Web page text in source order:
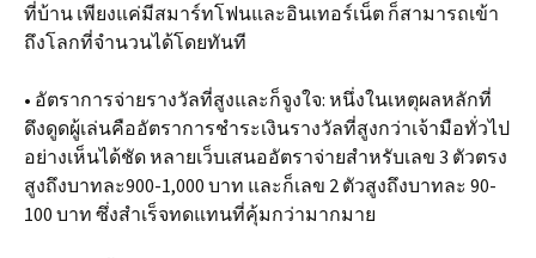
ที่บ้าน เพียงแค่มีสมาร์ทโฟนและอินเทอร์เน็ต ก็สามารถเข้า
ถึงโลกที่จำนวนได้โดยทันที
• อัตราการจ่ายรางวัลที่สูงและก็จูงใจ: หนึ่งในเหตุผลหลักที่
ดึงดูดผู้เล่นคืออัตราการชำระเงินรางวัลที่สูงกว่าเจ้ามือทั่วไป
อย่างเห็นได้ชัด หลายเว็บเสนออัตราจ่ายสำหรับเลข 3 ตัวตรง
สูงถึงบาทละ900-1,000 บาท และก็เลข 2 ตัวสูงถึงบาทละ 90-
100 บาท ซึ่งสำเร็จทดแทนที่คุ้มกว่ามากมาย